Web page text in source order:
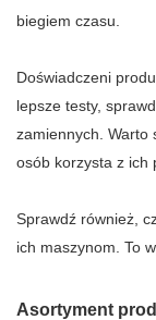
biegiem czasu.
Doświadczeni
lepsze testy,
zamiennych. Warto
osób korzysta z ich
Sprawdź również,
ich maszynom. To
Asortyment